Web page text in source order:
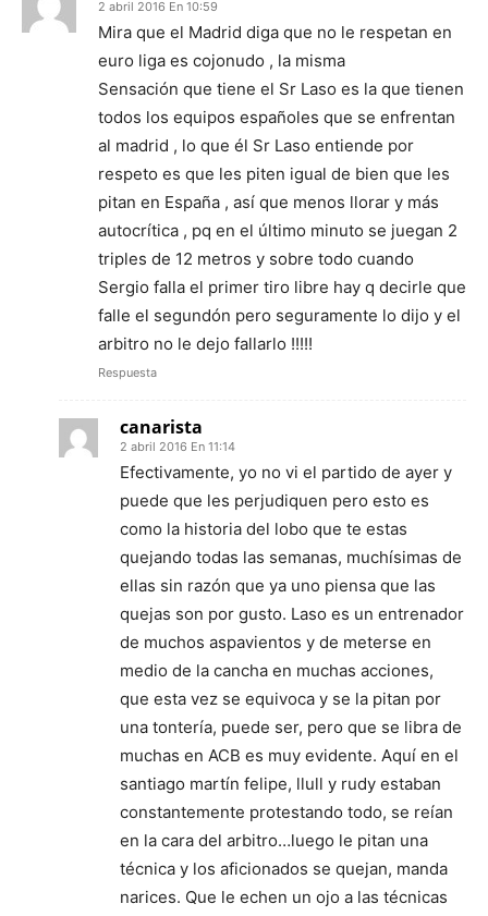
2 abril 2016 En 10:59
Mira que el Madrid diga que no le respetan en
euro liga es cojonudo , la misma
Sensación que tiene el Sr Laso es la que tienen
todos los equipos españoles que se enfrentan
al madrid , lo que él Sr Laso entiende por
respeto es que les piten igual de bien que les
pitan en España , así que menos llorar y más
autocrítica , pq en el último minuto se juegan 2
triples de 12 metros y sobre todo cuando
Sergio falla el primer tiro libre hay q decirle que
falle el segundón pero seguramente lo dijo y el
arbitro no le dejo fallarlo !!!!!
Respuesta
canarista
2 abril 2016 En 11:14
Efectivamente, yo no vi el partido de ayer y
puede que les perjudiquen pero esto es
como la historia del lobo que te estas
quejando todas las semanas, muchísimas de
ellas sin razón que ya uno piensa que las
quejas son por gusto. Laso es un entrenador
de muchos aspavientos y de meterse en
medio de la cancha en muchas acciones,
que esta vez se equivoca y se la pitan por
una tontería, puede ser, pero que se libra de
muchas en ACB es muy evidente. Aquí en el
santiago martín felipe, llull y rudy estaban
constantemente protestando todo, se reían
en la cara del arbitro…luego le pitan una
técnica y los aficionados se quejan, manda
narices. Que le echen un ojo a las técnicas